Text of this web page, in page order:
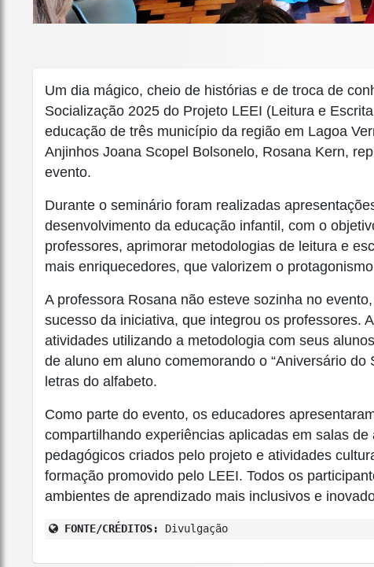
Um dia mágico, cheio de histórias e de troca de
Socialização 2025 do Projeto LEEI (Leitura e
educação de três município da região em Lagoa
Anjinhos Joana Scopel Bolsonelo, Rosana Kern,
evento.
Durante o seminário foram realizadas
desenvolvimento da educação infantil, com o
professores, aprimorar metodologias de leitura e
mais enriquecedores, que valorizem o
A professora Rosana não esteve sozinha no
sucesso da iniciativa, que integrou os professores.
atividades utilizando a metodologia com seus
de aluno em aluno comemorando o “Aniversário
letras do alfabeto.
Como parte do evento, os educadores
compartilhando experiências aplicadas em salas
pedagógicos criados pelo projeto e atividades
formação promovido pelo LEEI. Todos os
ambientes de aprendizado mais inclusivos e
FONTE/CRÉDITOS: Divulgação